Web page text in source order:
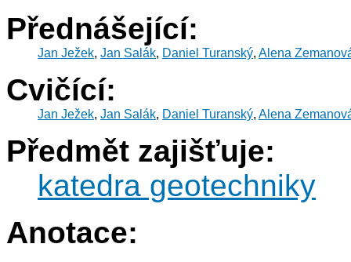
Přednášející:
Jan Ježek, Jan Salák, Daniel Turanský, Alena
Cvičící:
Jan Ježek, Jan Salák, Daniel Turanský, Alena
Předmět zajišťuje:
katedra geotechniky
Anotace: